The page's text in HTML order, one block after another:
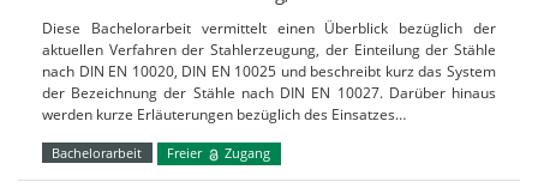
Diese Bachelorarbeit vermittelt einen Überblick bezüglich der
aktuellen Verfahren der Stahlerzeugung, der Einteilung der Stähle
nach DIN EN 10020, DIN EN 10025 und beschreibt kurz das System
der Bezeichnung der Stähle nach DIN EN 10027. Darüber hinaus
werden kurze Erläuterungen bezüglich des Einsatzes…
Bachelorarbeit Freier Zugang